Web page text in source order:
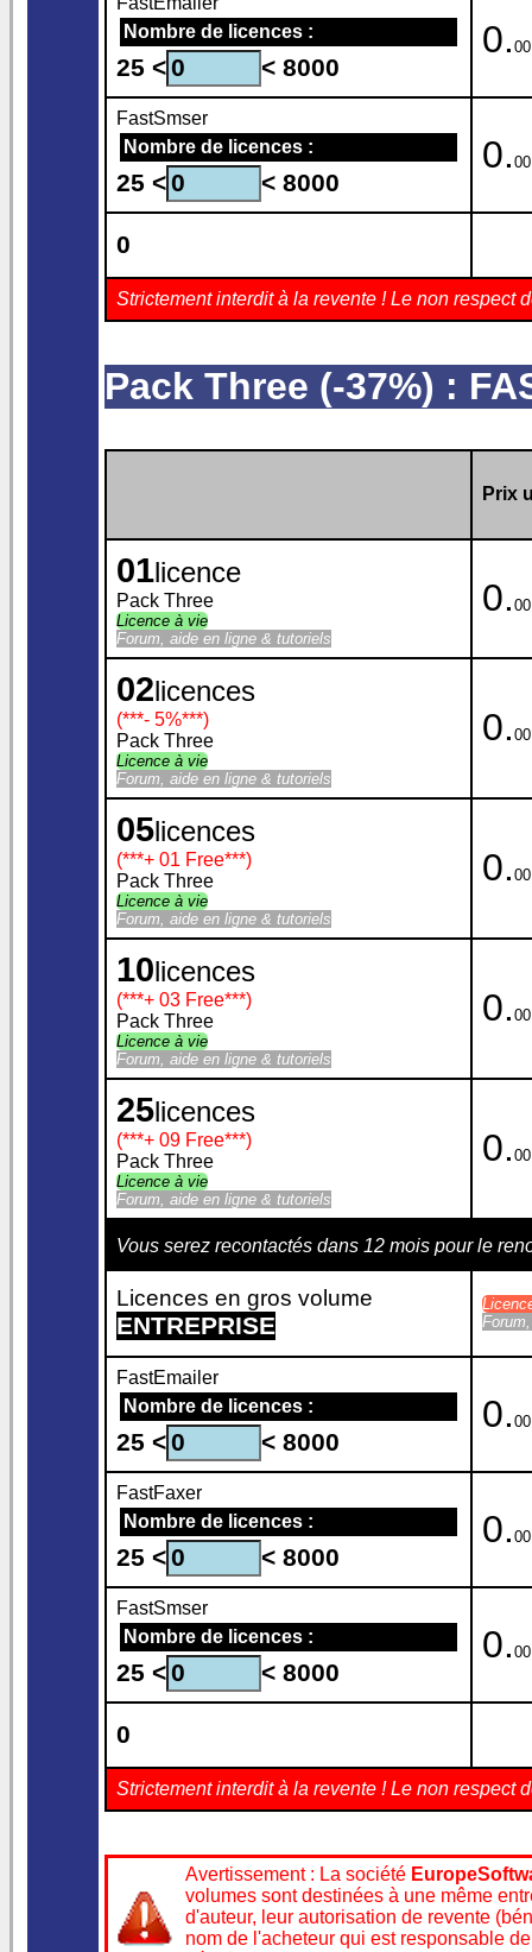
Nombre de licences :
25 < < 8000
0. 00
FastSmser
Nombre de licences :
25 < < 8000
0. 00
0
Strictement interdit à la revente ! Le non respect
Pack Three (-37%) :
Prix
01licence
Pack Three
Licence à vie
Forum, aide en ligne & tutoriels
0. 00
02licences
(***- 5%***)
Pack Three
Licence à vie
Forum, aide en ligne & tutoriels
0. 00
05licences
(***+ 01 Free***)
Pack Three
Licence à vie
Forum, aide en ligne & tutoriels
0. 00
10licences
(***+ 03 Free***)
Pack Three
Licence à vie
Forum, aide en ligne & tutoriels
0. 00
25licences
(***+ 09 Free***)
Pack Three
Licence à vie
Forum, aide en ligne & tutoriels
0. 00
Vous serez recontactés dans 12 mois pour le
Licences en gros volume
ENTREPRISE
FastEmailer
Nombre de licences :
25 < < 8000
0. 00
FastFaxer
Nombre de licences :
25 < < 8000
0. 00
FastSmser
Nombre de licences :
25 < < 8000
0. 00
0
Strictement interdit à la revente ! Le non respect
Avertissement : La société
volumes sont destinées à une même
d'auteur, leur autorisation de revente
nom de l'acheteur qui est responsable